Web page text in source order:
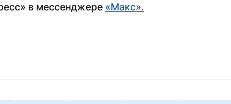
в мессенджере «Макс».